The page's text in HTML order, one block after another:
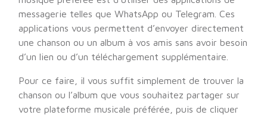
messagerie telles que WhatsApp ou Telegram. Ces
applications vous permettent d’envoyer directement
une chanson ou un album à vos amis sans avoir besoin
d’un lien ou d’un téléchargement supplémentaire.
Pour ce faire, il vous suffit simplement de trouver la
chanson ou l’album que vous souhaitez partager sur
votre plateforme musicale préférée, puis de cliquer